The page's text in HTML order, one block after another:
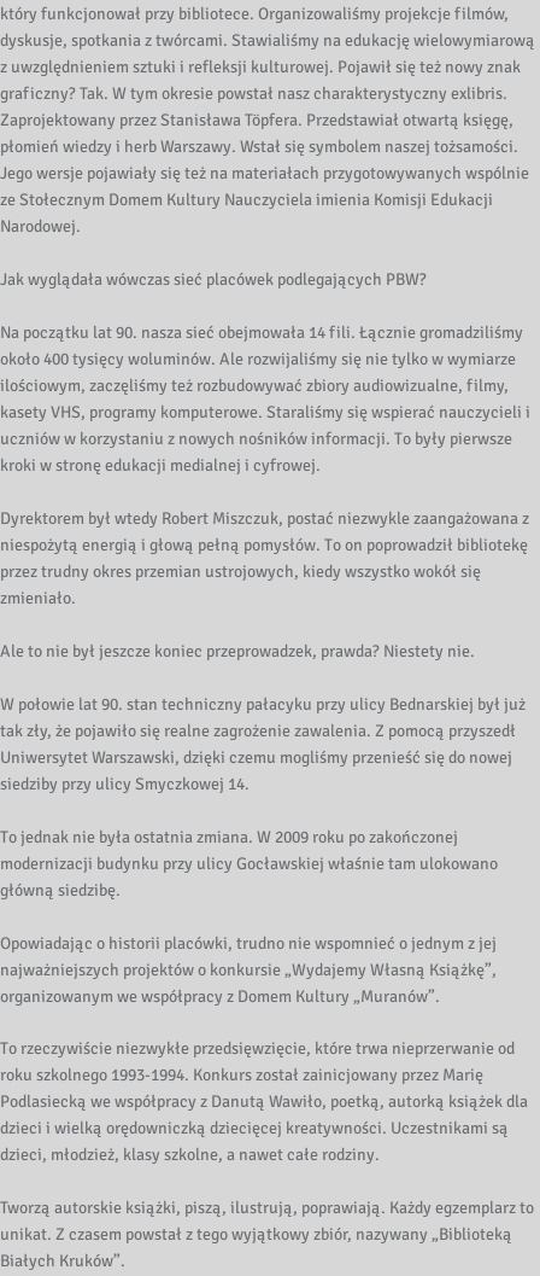
który funkcjonował przy bibliotece. Organizowaliśmy projekcje filmów,
dyskusje, spotkania z twórcami. Stawialiśmy na edukację wielowymiarową
z uwzględnieniem sztuki i refleksji kulturowej. Pojawił się też nowy znak
graficzny? Tak. W tym okresie powstał nasz charakterystyczny exlibris.
Zaprojektowany przez Stanisława Töpfera. Przedstawiał otwartą księgę,
płomień wiedzy i herb Warszawy. Wstał się symbolem naszej tożsamości.
Jego wersje pojawiały się też na materiałach przygotowywanych wspólnie
ze Stołecznym Domem Kultury Nauczyciela imienia Komisji Edukacji
Narodowej.
Jak wyglądała wówczas sieć placówek podlegających PBW?
Na początku lat 90. nasza sieć obejmowała 14 fili. Łącznie gromadziliśmy
około 400 tysięcy woluminów. Ale rozwijaliśmy się nie tylko w wymiarze
ilościowym, zaczęliśmy też rozbudowywać zbiory audiowizualne, filmy,
kasety VHS, programy komputerowe. Staraliśmy się wspierać nauczycieli i
uczniów w korzystaniu z nowych nośników informacji. To były pierwsze
kroki w stronę edukacji medialnej i cyfrowej.
Dyrektorem był wtedy Robert Miszczuk, postać niezwykle zaangażowana z
niespożytą energią i głową pełną pomysłów. To on poprowadził bibliotekę
przez trudny okres przemian ustrojowych, kiedy wszystko wokół się
zmieniało.
Ale to nie był jeszcze koniec przeprowadzek, prawda? Niestety nie.
W połowie lat 90. stan techniczny pałacyku przy ulicy Bednarskiej był już
tak zły, że pojawiło się realne zagrożenie zawalenia. Z pomocą przyszedł
Uniwersytet Warszawski, dzięki czemu mogliśmy przenieść się do nowej
siedziby przy ulicy Smyczkowej 14.
To jednak nie była ostatnia zmiana. W 2009 roku po zakończonej
modernizacji budynku przy ulicy Gocławskiej właśnie tam ulokowano
główną siedzibę.
Opowiadając o historii placówki, trudno nie wspomnieć o jednym z jej
najważniejszych projektów o konkursie „Wydajemy Własną Książkę”,
organizowanym we współpracy z Domem Kultury „Muranów”.
To rzeczywiście niezwykłe przedsięwzięcie, które trwa nieprzerwanie od
roku szkolnego 1993-1994. Konkurs został zainicjowany przez Marię
Podlasiecką we współpracy z Danutą Wawiło, poetką, autorką książek dla
dzieci i wielką orędowniczką dziecięcej kreatywności. Uczestnikami są
dzieci, młodzież, klasy szkolne, a nawet całe rodziny.
Tworzą autorskie książki, piszą, ilustrują, poprawiają. Każdy egzemplarz to
unikat. Z czasem powstał z tego wyjątkowy zbiór, nazywany „Biblioteką
Białych Kruków”.